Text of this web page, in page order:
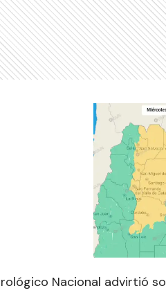
Nacional advirtió